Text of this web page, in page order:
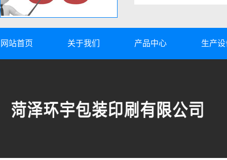
网站首页 关于我们 产品中心 生产